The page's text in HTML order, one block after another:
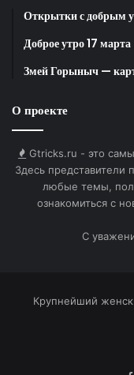
BB-код для
Ссылка на
Хорошего дня 7
Ссылка на
Открытки с добрым
Доброе утро 17
Змей Горыныч —
О проекте
Gtricks.ru - это
Здесь представители
любые темы,
ознакомиться с
С
Крупнейший